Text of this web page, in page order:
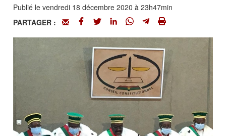
Publié le vendredi 18 décembre 2020 à 23h47min
PARTAGER :